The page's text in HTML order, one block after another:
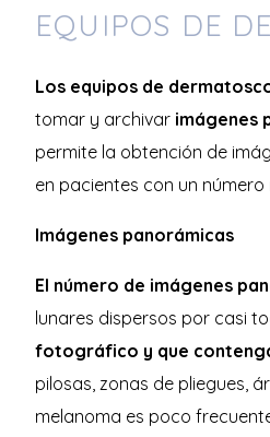
EQUIPOS DE
Los equipos de
tomar y archivar imágenes
permite la obtención de
en pacientes con un
Imágenes panorámicas
El número de imágenes
lunares dispersos por casi
fotográfico y que
pilosas, zonas de pliegues,
melanoma es poco